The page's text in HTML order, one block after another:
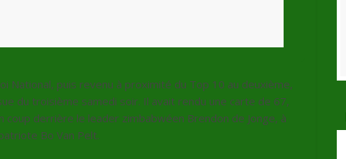
National, puis revenu à proximité du Top 10 au deuxième,
du troisième samedi soir. Il avait rendu une carte de 67,
derrière le leader zimbabwéen Brendon de Jonge, à
Bo Van Pelt.